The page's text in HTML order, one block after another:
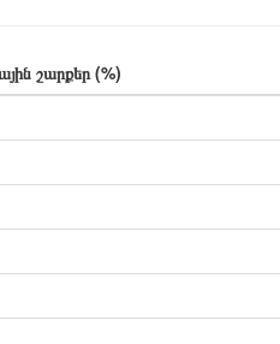
շարքեր (%)